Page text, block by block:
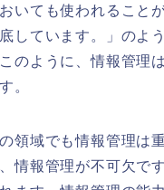
いても使われること
しています。」のよ
のように、情報管理
。
領域でも情報管理は
情報管理が不可欠で